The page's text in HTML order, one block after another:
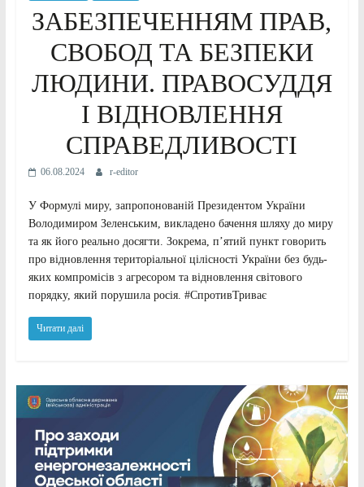
ЗАБЕЗПЕЧЕННЯМ ПРАВ,
СВОБОД ТА БЕЗПЕКИ
ЛЮДИНИ. ПРАВОСУДДЯ
І ВІДНОВЛЕННЯ
СПРАВЕДЛИВОСТІ
06.08.2024 r-editor
У Формулі миру, запропонованій Президентом України
Володимиром Зеленським, викладено бачення шляху до миру
та як його реально досягти. Зокрема, п’ятий пункт говорить
про відновлення територіальної цілісності України без будь-
яких компромісів з агресором та відновлення світового
порядку, який порушила росія. #СпротивТриває
Читати далі